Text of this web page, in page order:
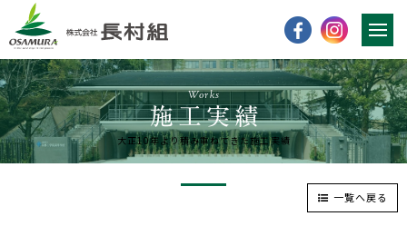
Works
大正10年より積み重ねてきた施工実績
一覧へ戻る